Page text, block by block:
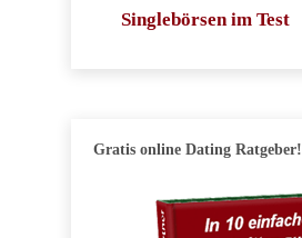
Singlebörsen im Test
Gratis online Dating Ratgeber!